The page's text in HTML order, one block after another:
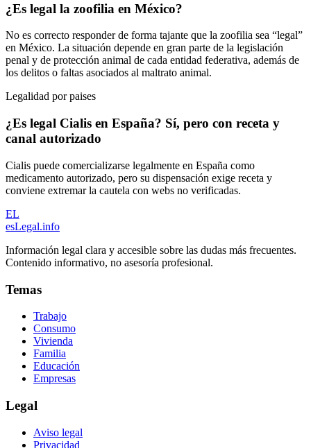
¿Es legal la zoofilia en México?
No es correcto responder de forma tajante que la zoofilia sea “legal”
en México. La situación depende en gran parte de la legislación
penal y de protección animal de cada entidad federativa, además de
los delitos o faltas asociados al maltrato animal.
Legalidad por paises
¿Es legal Cialis en España? Sí, pero con receta y
canal autorizado
Cialis puede comercializarse legalmente en España como
medicamento autorizado, pero su dispensación exige receta y
conviene extremar la cautela con webs no verificadas.
EL
esLegal.info
Información legal clara y accesible sobre las dudas más frecuentes.
Contenido informativo, no asesoría profesional.
Temas
Trabajo
Consumo
Vivienda
Familia
Educación
Empresas
Legal
Aviso legal
Privacidad